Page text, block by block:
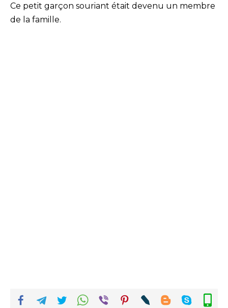
Ce petit garçon souriant était devenu un membre
de la famille.